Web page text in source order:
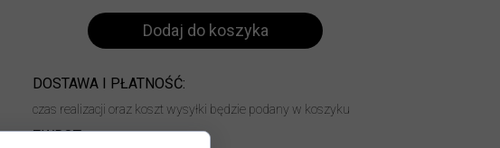
14 dni
czas realizacji oraz koszt wysyłki będzie podany w koszyku
ZWROT:
DOSTAWA I PŁATNOŚĆ:
Dodaj do koszyka